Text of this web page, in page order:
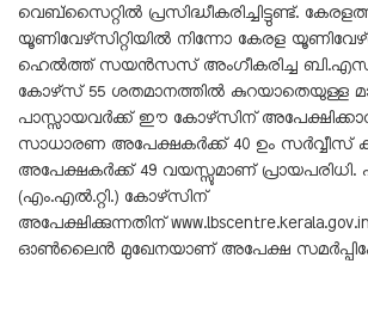
വെബ്‌സൈറ്റിൽ പ്രസിദ്ധീകരിച്ചിട്ടുണ്ട്.
യൂണിവേഴ്‌സിറ്റിയിൽ നിന്നോ കേരള
ഹെൽത്ത് സയൻസസ് അംഗീകരിച്ച
കോഴ്‌സ് 55 ശതമാനത്തിൽ കുറയാതെയുള്ള
പാസ്സായവർക്ക് ഈ കോഴ്‌സിന്
സാധാരണ അപേക്ഷകർക്ക് 40 ഉം സർവ്വീസ്
അപേക്ഷകർക്ക് 49 വയസ്സുമാണ്
(എം.എൽ.റ്റി.) കോഴ്‌സിന്
അപേക്ഷിക്കുന്നതിന്www.lbscentre.kerala.gov.in
ഓൺലൈൻ മുഖേനയാണ് അപേക്ഷ